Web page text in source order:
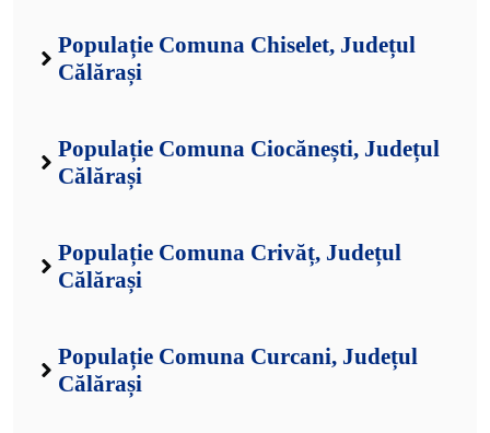
Populație Comuna Chiselet, Județul
Călărași
Populație Comuna Ciocănești, Județul
Călărași
Populație Comuna Crivăț, Județul
Călărași
Populație Comuna Curcani, Județul
Călărași